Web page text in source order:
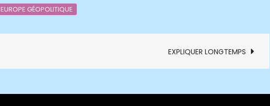
EUROPE GÉOPOLITIQUE
EXPLIQUER LONGTEMPS